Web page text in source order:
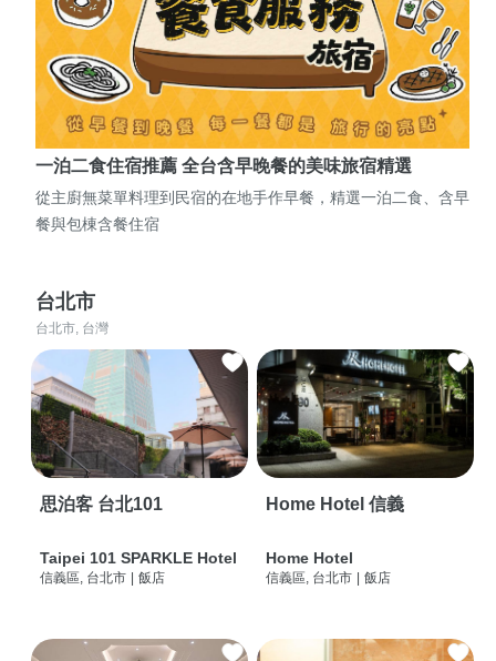
一泊二食住宿推薦 全台含早晚餐的美味旅宿精選
從主廚無菜單料理到民宿的在地手作早餐，精選一泊二食、含早
餐與包棟含餐住宿
台北市
台北市, 台灣
思泊客 台北101
Taipei 101 SPARKLE Hotel
信義區, 台北市 飯店
Home Hotel 信義
Home Hotel
信義區, 台北市 飯店